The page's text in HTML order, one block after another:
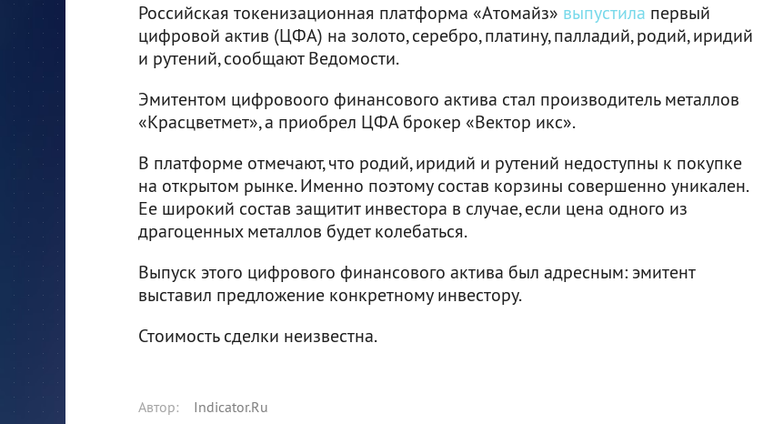
Российская токенизационная платформа «Атомайз» выпустила первый
цифровой актив (ЦФА) на золото, серебро, платину, палладий, родий, иридий
и рутений, сообщают Ведомости.
Эмитентом цифровоого финансового актива стал производитель металлов
«Красцветмет», а приобрел ЦФА брокер «Вектор икс».
В платформе отмечают, что родий, иридий и рутений недоступны к покупке
на открытом рынке. Именно поэтому состав корзины совершенно уникален.
Ее широкий состав защитит инвестора в случае, если цена одного из
драгоценных металлов будет колебаться.
Выпуск этого цифрового финансового актива был адресным: эмитент
выставил предложение конкретному инвестору.
Стоимость сделки неизвестна.
Автор: Indicator.Ru